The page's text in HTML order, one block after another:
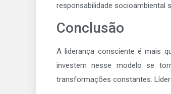
responsabilidade socioambiental
Conclusão
A liderança consciente é mais
investem nesse modelo se
transformações constantes.